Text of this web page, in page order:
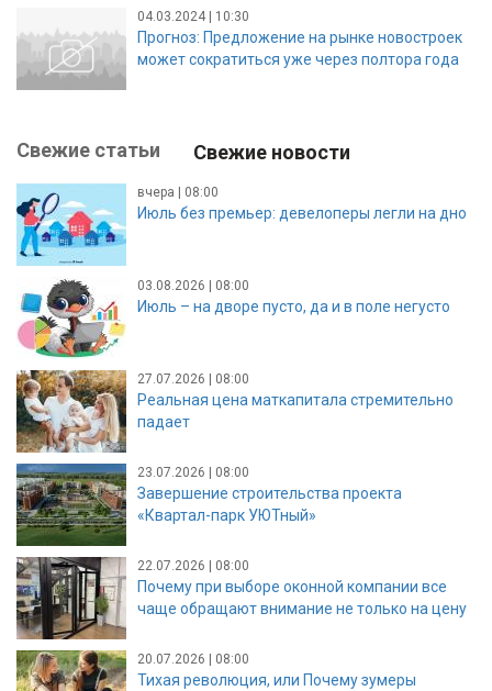
04.03.2024 | 10:30
Прогноз: Предложение на рынке новостроек
может сократиться уже через полтора года
Свежие статьи Свежие новости
вчера | 08:00
Июль без премьер: девелоперы легли на дно
03.08.2026 | 08:00
Июль – на дворе пусто, да и в поле негусто
27.07.2026 | 08:00
Реальная цена маткапитала стремительно
падает
23.07.2026 | 08:00
Завершение строительства проекта
«Квартал-парк УЮТный»
22.07.2026 | 08:00
Почему при выборе оконной компании все
чаще обращают внимание не только на цену
20.07.2026 | 08:00
Тихая революция, или Почему зумеры